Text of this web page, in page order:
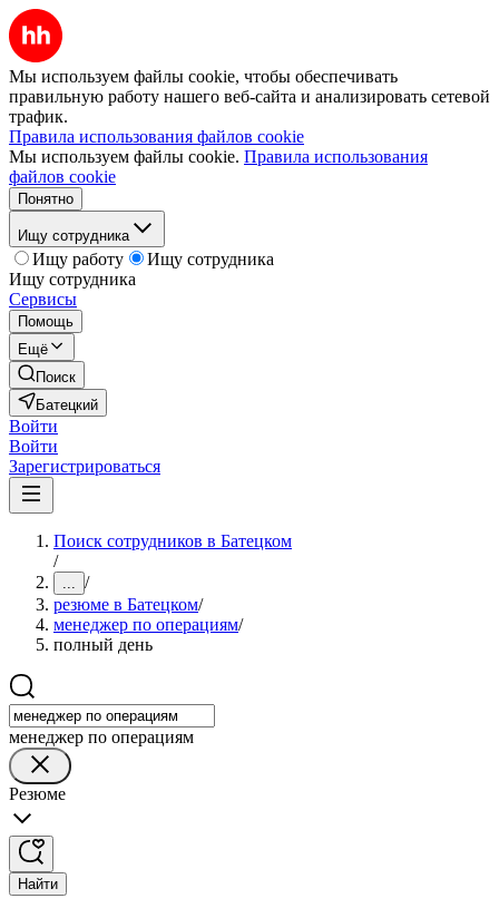
Мы используем файлы cookie, чтобы обеспечивать
правильную работу нашего веб-сайта и анализировать сетевой
трафик.
Правила использования файлов cookie
Мы используем файлы cookie. Правила использования
файлов cookie
Понятно
Ищу сотрудника
Ищу работу
Ищу сотрудника
Ищу сотрудника
Сервисы
Помощь
Ещё
Поиск
Батецкий
Войти
Войти
Зарегистрироваться
Поиск сотрудников в Батецком
/
... /
резюме в Батецком/
менеджер по операциям/
полный день
менеджер по операциям
Резюме
Найти